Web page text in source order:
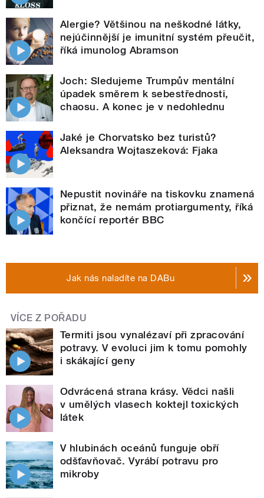
Alergie? Většinou na neškodné látky,
nejúčinnější je imunitní systém přeučit,
říká imunolog Abramson
Joch: Sledujeme Trumpův mentální
úpadek směrem k sebestřednosti,
chaosu. A konec je v nedohlednu
Jaké je Chorvatsko bez turistů?
Aleksandra Wojtaszeková: Fjaka
Nepustit novináře na tiskovku znamená
přiznat, že nemám protiargumenty, říká
končící reportér BBC
Jak nás naladíte na DABu
VÍCE Z POŘADU
Termiti jsou vynalézaví při zpracování
potravy. V evoluci jim k tomu pomohly
i skákající geny
Odvrácená strana krásy. Vědci našli
v umělých vlasech koktejl toxických
látek
V hlubinách oceánů funguje obří
odšťavňovač. Vyrábí potravu pro
mikroby